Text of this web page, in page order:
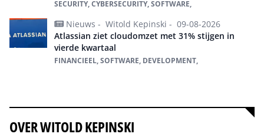
SECURITY, CYBERSECURITY, SOFTWARE,
Nieuws - Witold Kepinski - 09-08-2026
Atlassian ziet cloudomzet met 31% stijgen in
vierde kwartaal
FINANCIEEL, SOFTWARE, DEVELOPMENT,
OVER WITOLD KEPINSKI